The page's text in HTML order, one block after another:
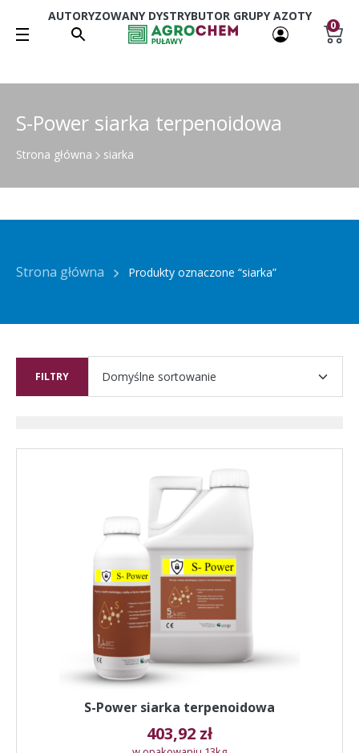
AUTORYZOWANY DYSTRYBUTOR GRUPY AZOTY
0
S-Power siarka terpenoidowa
Strona główna siarka
Strona główna Produkty oznaczone “siarka”
FILTRY
S-Power siarka terpenoidowa
403,92 zł